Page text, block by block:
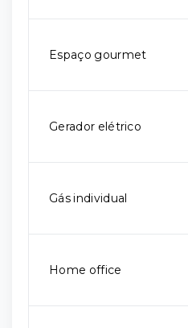
Espaço gourmet
Gerador elétrico
Gás individual
Home office